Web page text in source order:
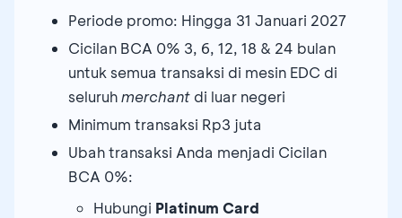
Periode promo: Hingga 31 Januari 2027
Cicilan BCA 0% 3, 6, 12, 18 & 24 bulan
untuk semua transaksi di mesin EDC di
seluruhmerchant di luar negeri
Minimum transaksi Rp3 juta
Ubah transaksi Anda menjadi Cicilan
BCA 0%:
Hubungi Platinum Card